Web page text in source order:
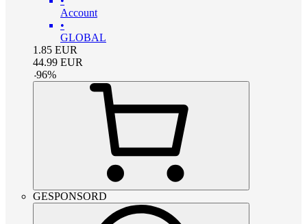
Account
•
GLOBAL
1.85 EUR
44.99 EUR
-96%
GESPONSORD